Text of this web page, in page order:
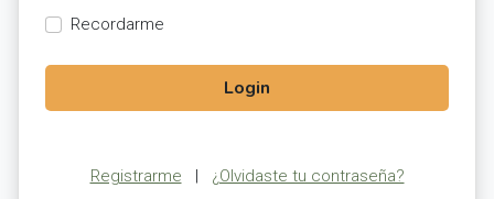
Recordarme
Login
Registrarme | ¿Olvidaste tu contraseña?